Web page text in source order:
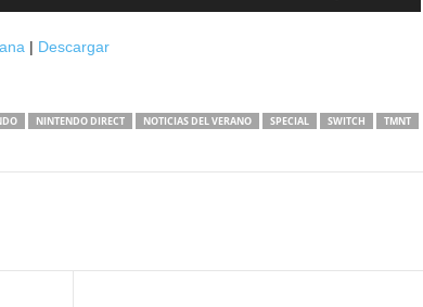
arriba/abajo
volumen.
| Descargar
NINTENDO DIRECT NOTICIAS DEL VERANO SPECIAL SWITCH
TMNT